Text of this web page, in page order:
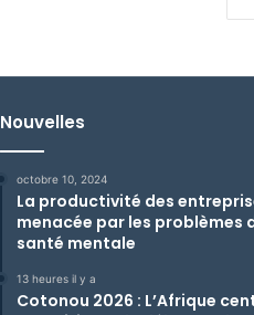
Nouvelles
octobre 10, 2024
La productivité des
menacée par les problèmes
santé mentale
13 heures il y a
Cotonou 2026 : L’Afrique